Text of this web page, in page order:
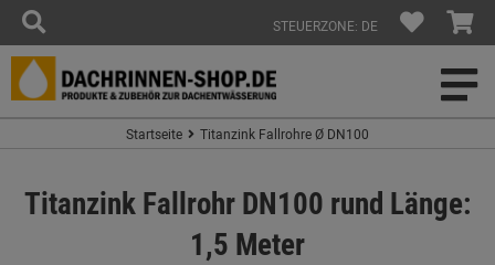
STEUERZONE: DE
Startseite Titanzink Fallrohre Ø DN100
Titanzink Fallrohr DN100 rund Länge:
1,5 Meter